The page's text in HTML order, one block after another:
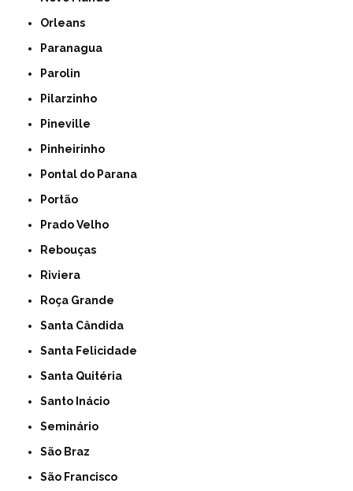
Orleans
Paranagua
Parolin
Pilarzinho
Pineville
Pinheirinho
Pontal do Parana
Portão
Prado Velho
Rebouças
Riviera
Roça Grande
Santa Cândida
Santa Felicidade
Santa Quitéria
Santo Inácio
Seminário
São Braz
São Francisco